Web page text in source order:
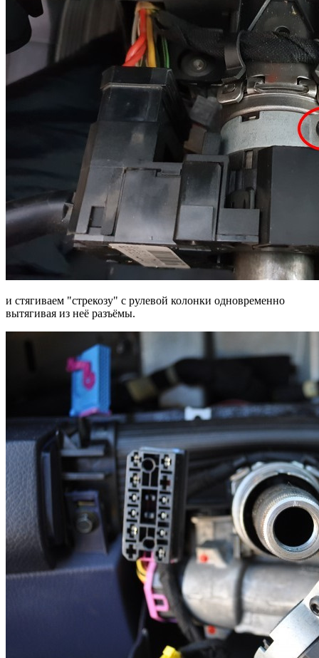
и стягиваем "стрекозу" с рулевой колонки одновременно
вытягивая из неё разъёмы.